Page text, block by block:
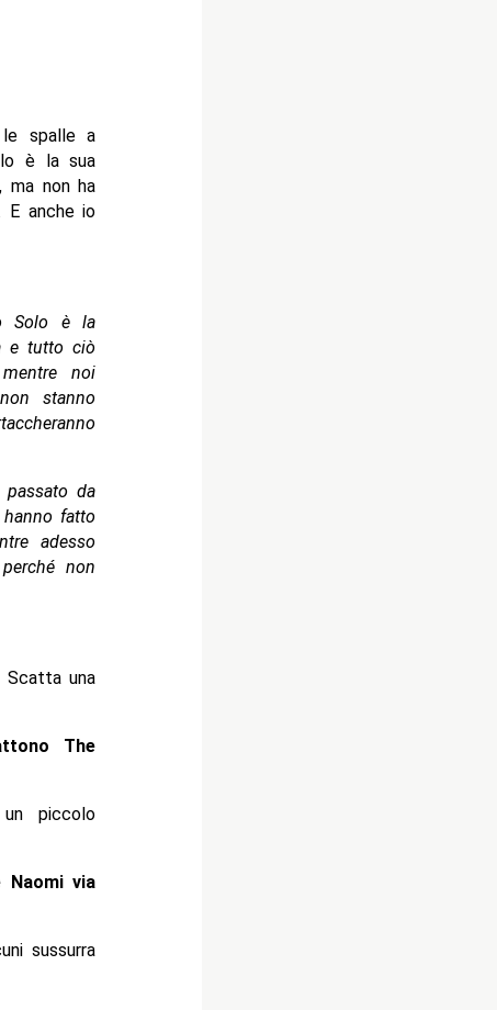
spalle a
è la sua
ma non ha
E anche io
Solo è la
e tutto ciò
noi
stanno
da
fatto
adesso
non
Scatta una
The
piccolo
Naomi via
sussurra